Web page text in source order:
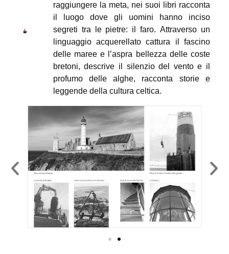
raggiungere la meta, nei suoi libri racconta
il luogo dove gli uomini hanno inciso
segreti tra le pietre: il faro. Attraverso un
linguaggio acquerellato cattura il fascino
delle maree e l’aspra bellezza delle coste
bretoni, descrive il silenzio del vento e il
profumo delle alghe, racconta storie e
leggende della cultura celtica.
descrive l’isola di Sein, una zattera sul
mare circondata da un cordone di fari, in
Sein, una virgola sull’acqua. Ritratto di
un’isola bretone leggendaria(2015,
Edizioni il Frangente).
Prosegue il
suo viaggio
tra i fari
bretoni per